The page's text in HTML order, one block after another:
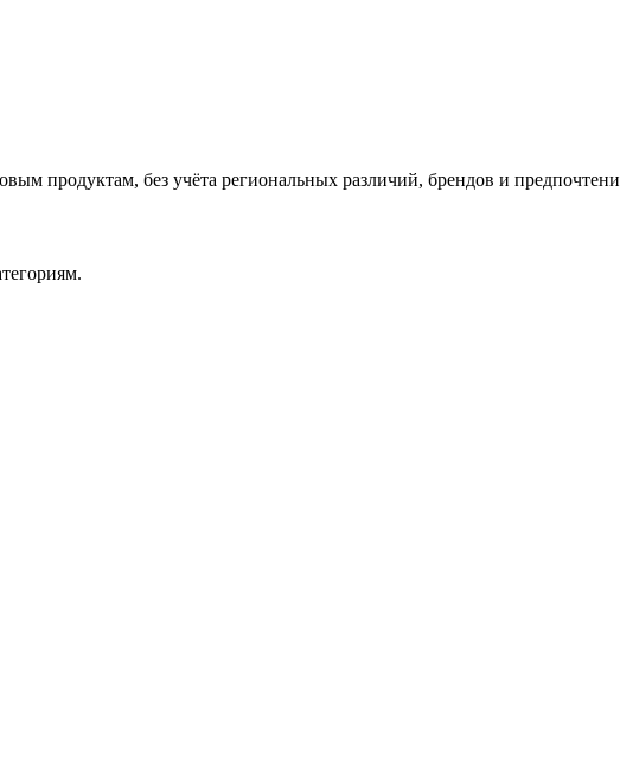
продуктам, без учёта региональных различий, брендов и